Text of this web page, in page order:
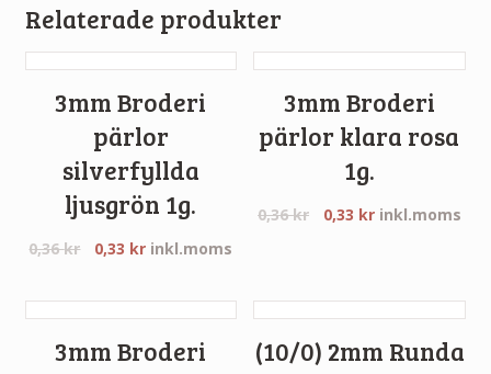
Relaterade produkter
3mm Broderi
pärlor
silverfyllda
ljusgrön 1g.
0,36kr 0,33 kr inkl.moms
3mm Broderi
pärlor klara rosa
1g.
0,36kr 0,33 kr inkl.moms
3mm Broderi
(10/0) 2mm Runda